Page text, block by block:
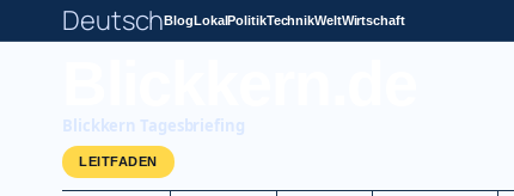
DeutschBlogLokalPolitikTechnikWeltWirtschaft
Blickkern Tagesbriefing
LEITFADEN